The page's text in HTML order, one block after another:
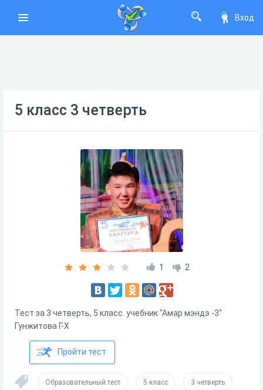
Вход
5 класс 3 четверть
1 2
Тест за 3 четверть, 5 класс. учебник "Амар мэндэ -3"
Гунжитова Г-Х
Пройти тест
Образовательный тест 5 класс 3 четверть